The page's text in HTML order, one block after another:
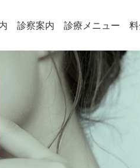
診察案内 診療メニュー